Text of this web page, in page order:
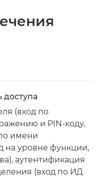
доступа
(вход по
и PIN-коду,
имени
на уровне функции,
аутентификация
(вход по ИД